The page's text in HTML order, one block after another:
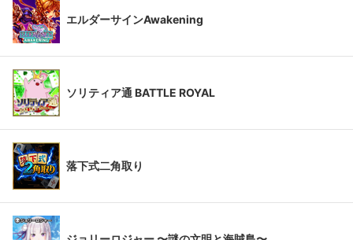
エルダーサインAwakening
ソリティア通 BATTLE ROYAL
落下式二角取り